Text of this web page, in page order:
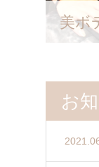
美ボ
お